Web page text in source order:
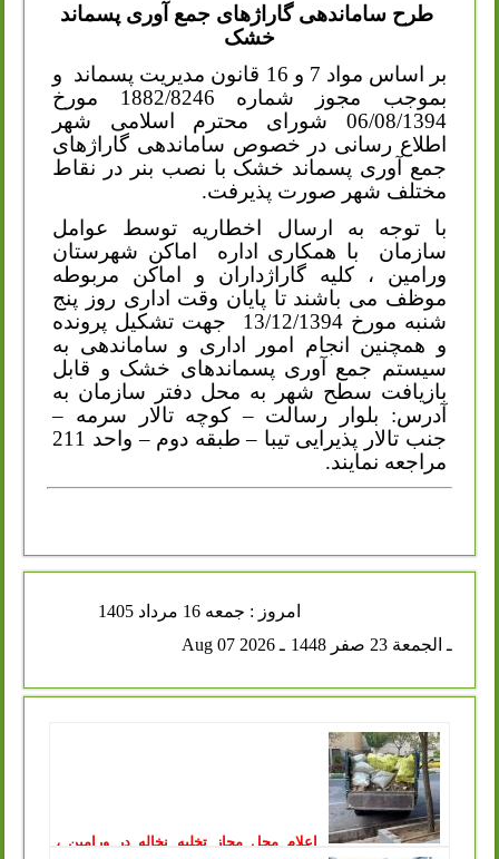
طرح ساماندهی گاراژهای جمع آوری پسماند
خشک
بر اساس مواد 7 و 16 قانون مدیریت پسماند
و
بموجب مجوز شماره 1882/8246 مورخ
06/08/1394 شورای محترم اسلامی شهر
اطلاع رسانی در خصوص ساماندهی گاراژهای
جمع آوری پسماند خشک با نصب بنر در نقاط
مختلف شهر صورت پذیرفت.
با توجه به ارسال اخطاریه توسط عوامل
سازمان
با همکاری اداره
اماکن شهرستان
ورامین ، کلیه گاراژداران و اماکن مربوطه
موظف می باشند تا پایان وقت اداری روز پنج
شنبه مورخ 13/12/1394
جهت تشکیل پرونده
و همچنین انجام امور اداری و ساماندهی به
سیستم جمع آوری پسماندهای خشک و قابل
بازیافت سطح شهر به محل دفتر سازمان به
آدرس: بلوار رسالت – کوچه تالار سرمه –
جنب تالار پذیرایی تیبا – طبقه دوم – واحد 211
مراجعه نمایند.
امروز : جمعه 16 مرداد 1405
ـ الجمعة 23 صفر 1448
ـ Aug 07 2026
اعلام محل مجاز تخلیه نخاله در ورامین ،